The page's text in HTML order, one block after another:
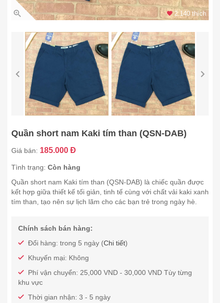
2.140 thích
Quần short nam Kaki tím than (QSN-DAB)
Giá bán: 185.000 Đ
Tình trạng: Còn hàng
Quần short nam Kaki tím than (QSN-DAB) là chiếc quần được
kết hợp giữa thiết kế tối giản, tinh tế cùng với chất vải kaki xanh
tím than, tạo nên sự lịch lãm cho các bạn trẻ trong ngày hè.
Chính sách bán hàng:
Đổi hàng: trong 5 ngày (Chi tiết)
Khuyến mại: Không
Phí vận chuyển: 25,000 VND - 30,000 VND Tùy từng
khu vực
Thời gian nhận: 3 - 5 ngày